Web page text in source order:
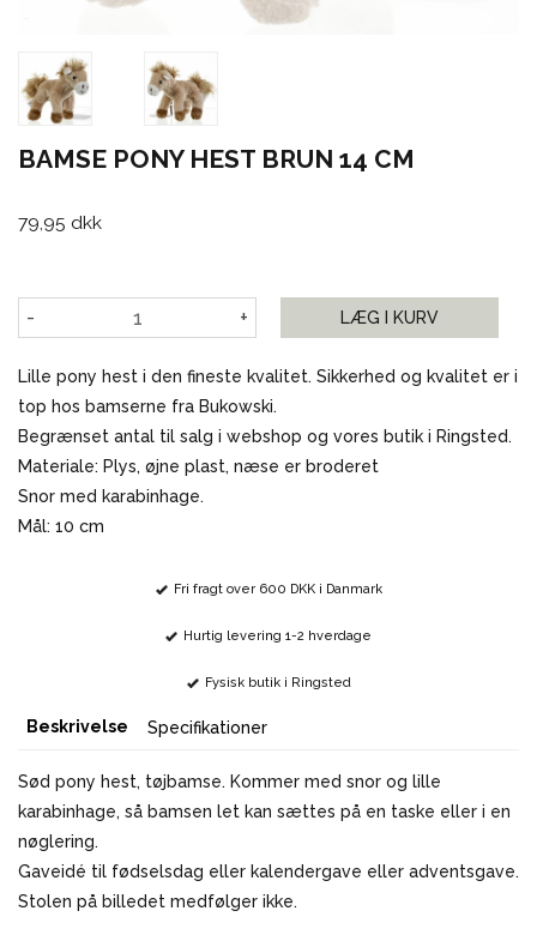
BAMSE PONY HEST BRUN 14 CM
79,95 dkk
- + LÆG I KURV
Lille pony hest i den fineste kvalitet. Sikkerhed og kvalitet er i
top hos bamserne fra Bukowski.
Begrænset antal til salg i webshop og vores butik i Ringsted.
Materiale: Plys, øjne plast, næse er broderet
Snor med karabinhage.
Mål: 10 cm
Fri fragt over 600 DKK i Danmark
Hurtig levering 1-2 hverdage
Fysisk butik i Ringsted
Beskrivelse Specifikationer
Sød pony hest, tøjbamse. Kommer med snor og lille
karabinhage, så bamsen let kan sættes på en taske eller i en
nøglering.
Gaveidé til fødselsdag eller kalendergave eller adventsgave.
Stolen på billedet medfølger ikke.